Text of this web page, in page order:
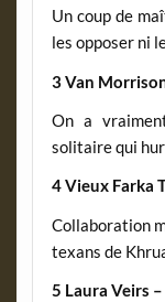
Un coup de
les opposer ni
3 Van
On a
solitaire qui
4 Vieux Farka
Collaboration
texans de
5 Laura Veirs –